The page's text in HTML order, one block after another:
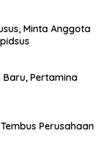
Minta Anggota
Baru, Pertamina
Perusahaan